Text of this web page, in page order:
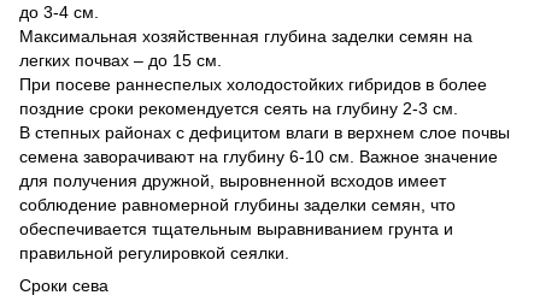
до 3-4 см.
Максимальная хозяйственная глубина заделки семян на
легких почвах – до 15 см.
При посеве раннеспелых холодостойких гибридов в более
поздние сроки рекомендуется сеять на глубину 2-3 см.
В степных районах с дефицитом влаги в верхнем слое почвы
семена заворачивают на глубину 6-10 см. Важное значение
для получения дружной, выровненной всходов имеет
соблюдение равномерной глубины заделки семян, что
обеспечивается тщательным выравниванием грунта и
правильной регулировкой сеялки.
Сроки сева